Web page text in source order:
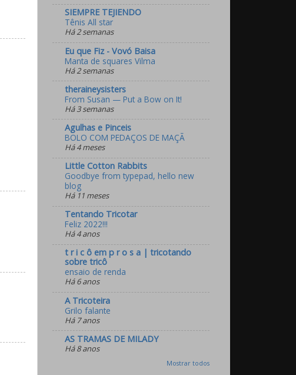
SIEMPRE TEJIENDO
Tênis All star
Há 2 semanas
Eu que Fiz - Vovó Baisa
Manta de squares Vilma
Há 2 semanas
theraineysisters
From Susan — Put a Bow on It!
Há 3 semanas
Agulhas e Pinceis
BOLO COM PEDAÇOS DE MAÇÃ
Há 4 meses
Little Cotton Rabbits
Goodbye from typepad, hello new
blog
Há 11 meses
Tentando Tricotar
Feliz 2022!!!
Há 4 anos
t r i c ô em p r o s a | tricotando
sobre tricô
ensaio de renda
Há 6 anos
A Tricoteira
Grilo falante
Há 7 anos
AS TRAMAS DE MILADY
Há 8 anos
Mostrar todos